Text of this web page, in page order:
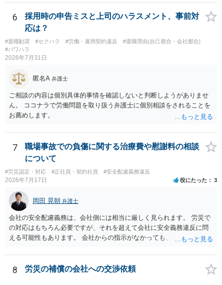
況を報告する義務もありません。 権限がないことをして、相手が応じ
ないのは当然で、それで適応障害になっても、そもそも相手は適法で
すので、対応は難しいでしょう。
6
採用時の申告ミスと上司のハラスメント、事前対
応は？
#退職勧奨 #セクハラ #労働・雇用契約違反
#退職理由(自己都合・会社都合)
#パワハラ
2026年7月31日
匿名A 弁護士
ご相談の内容は個別具体的事情を確認しないと判断しようがありませ
ん。 ココナラで労働問題を取り扱う弁護士に個別相談をされることを
お薦めします。
7
職場事故での負傷に関する治療費や慰謝料の相談
について
#労災認定・対応 #正社員・契約社員 #安全配慮義務違反
2026年7月17日 役にたった 3
岡田 晃朝 弁護士
会社の安全配慮義務は、会社側には相当に厳しく見られます。 労災で
の対応はもちろん必要ですが、それを超えて会社に安全義務違反に問
える可能性もあります。 会社からの指示がなかっても、逆に危険な作
実地指導をしていないことが問題になった事例もあります。ですの
で、指示が無ければ免責されるわけではありません。責任追及の交渉
8 労災の補償の会社への交渉依頼